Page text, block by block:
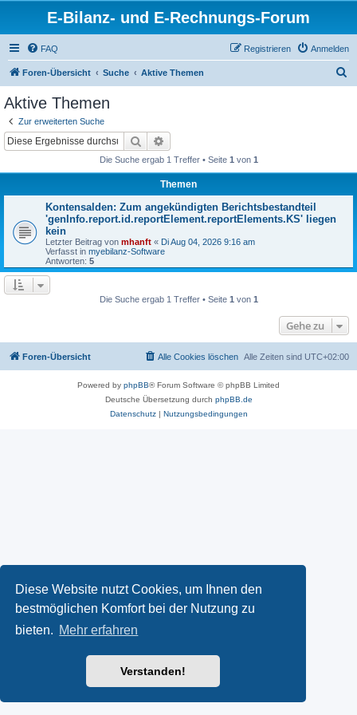
Diese Website nutzt Cookies, um Ihnen den
bestmöglichen Komfort bei der Nutzung zu
bieten. Mehr erfahren
Verstanden!
E-Bilanz- und E-Rechnungs-Forum
FAQ Anmelden
Registrieren
Foren-Übersicht Suche Aktive Themen
Aktive Themen
Zur erweiterten Suche
Suche
Die Suche ergab 1 Treffer • Seite 1 von 1
Themen
Kontensalden: Zum angekündigten Berichtsbestandteil
'genInfo.report.id.reportElement.reportElements.KS' liegen
kein
Letzter Beitrag von mhanft « Di Aug 04, 2026 9:16 am
Verfasst in myebilanz-Software
Antworten: 5
Die Suche ergab 1 Treffer • Seite 1 von 1
Gehe zu
Foren-Übersicht Alle Zeiten sind UTC+02:00
Alle Cookies löschen
Powered by phpBB® Forum Software © phpBB Limited
Deutsche Übersetzung durch phpBB.de
Datenschutz| Nutzungsbedingungen